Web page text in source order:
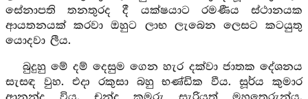
සේනාපති තනතුරද දී යක්ෂයාට රමණීය ස්ථානයක
ආයතනයක් කරවා ඔහුට ලාභ ලැබෙන ලෙසට කටයුතු
යොදවා ලීය.
බුදුහු මේ දම් දෙසුම ගෙන හැර දක්වා ජාතක දේශනය
සැසඳ වුහ. එදා රකුසා බහු භණ්ඩික වීය. සූර්ය කුමාර